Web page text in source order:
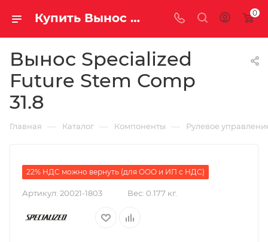
Купить Вынос Specialized Future Stem Comp 31.8 за рублей, а со скидкой 0
Вынос Specialized
Future Stem Comp
31.8
Главная — Каталог — Компоненты — Рулевое
22% НДС можно вернуть (для ООО и ИП с НДС)
Артикул: 20021-1803 Вес: 0.177 кг.